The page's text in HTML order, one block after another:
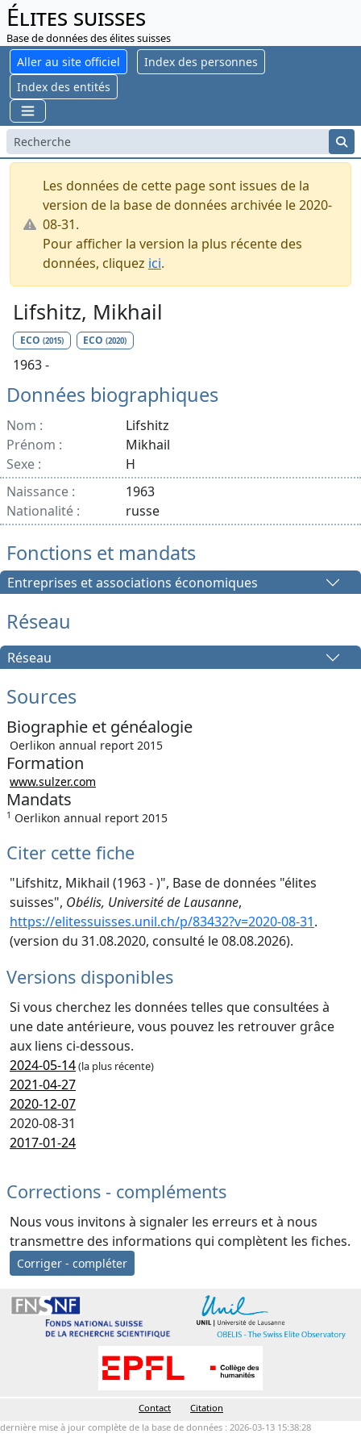
Élites suisses
Base de données des élites suisses
Aller au site officiel
Index des personnes
Index des entités
Les données de cette page sont issues de la
version de la base de données archivée le 2020-
08-31.
Pour afficher la version la plus récente des
données, cliquez ici.
Lifshitz, Mikhail
ECO (2015) ECO(2020)
1963 -
Données biographiques
Nom :
Lifshitz
Prénom :
Mikhail
Sexe :
H
Naissance :
1963
Nationalité :
russe
Fonctions et mandats
Entreprises et associations économiques
Réseau
Réseau
Sources
Biographie et généalogie
Oerlikon annual report 2015
Formation
www.sulzer.com
Mandats
1 Oerlikon annual report 2015
Citer cette fiche
"Lifshitz, Mikhail (1963 - )", Base de données "élites
suisses", Obélis, Université de Lausanne,
https://elitessuisses.unil.ch/p/83432?v=2020-08-31.
(version du 31.08.2020, consulté le 08.08.2026).
Versions disponibles
Si vous cherchez les données telles que consultées à
une date antérieure, vous pouvez les retrouver grâce
aux liens ci-dessous.
2024-05-14(la plus récente)
2021-04-27
2020-12-07
2020-08-31
2017-01-24
Corrections - compléments
Nous vous invitons à signaler les erreurs et à nous
transmettre des informations qui complètent les fiches.
Corriger - compléter
Contact
Citation
dernière mise à jour complète de la base de données : 2026-03-13 15:38:28